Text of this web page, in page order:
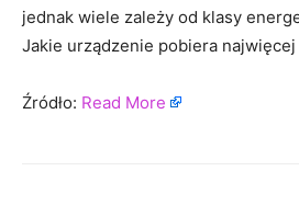
jednak wiele zależy od klasy
Jakie urządzenie pobiera najwięcej
Źródło: Read More